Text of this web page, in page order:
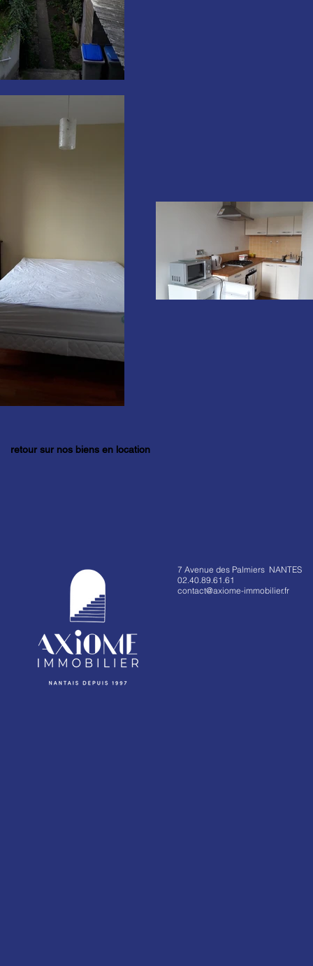
retour sur nos biens en location
7 Avenue des Palmiers NANTES
02.40.89.61.61
contact@axiome-immobilier.fr